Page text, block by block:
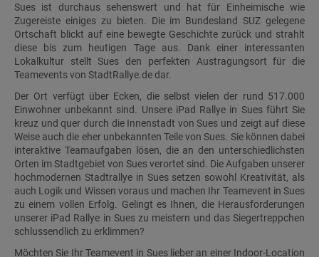
Sues ist durchaus sehenswert und hat für Einheimische wie
Zugereiste einiges zu bieten. Die im Bundesland SUZ gelegene
Ortschaft blickt auf eine bewegte Geschichte zurück und strahlt
diese bis zum heutigen Tage aus. Dank einer interessanten
Lokalkultur stellt Sues den perfekten Austragungsort für die
Teamevents von StadtRallye.de dar.
Der Ort verfügt über Ecken, die selbst vielen der rund 517.000
Einwohner unbekannt sind. Unsere iPad Rallye in Sues führt Sie
kreuz und quer durch die Innenstadt von Sues und zeigt auf diese
Weise auch die eher unbekannten Teile von Sues. Sie können dabei
interaktive Teamaufgaben lösen, die an den unterschiedlichsten
Orten im Stadtgebiet von Sues verortet sind. Die Aufgaben unserer
hochmodernen Stadtrallye in Sues setzen sowohl Kreativität, als
auch Logik und Wissen voraus und machen Ihr Teamevent in Sues
zu einem vollen Erfolg. Gelingt es Ihnen, die Herausforderungen
unserer iPad Rallye in Sues zu meistern und das Siegertreppchen
schlussendlich zu erklimmen?
Möchten Sie Ihr Teamevent in Sues lieber an einer Indoor-Location